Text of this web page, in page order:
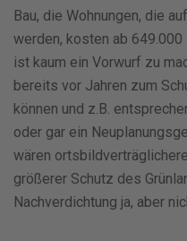
Bau, die Wohnungen, die
werden, kosten ab
ist kaum ein Vorwurf zu
bereits vor Jahren zum
können und z.B.
oder gar ein
wären
größerer Schutz des
Nachverdichtung ja, aber